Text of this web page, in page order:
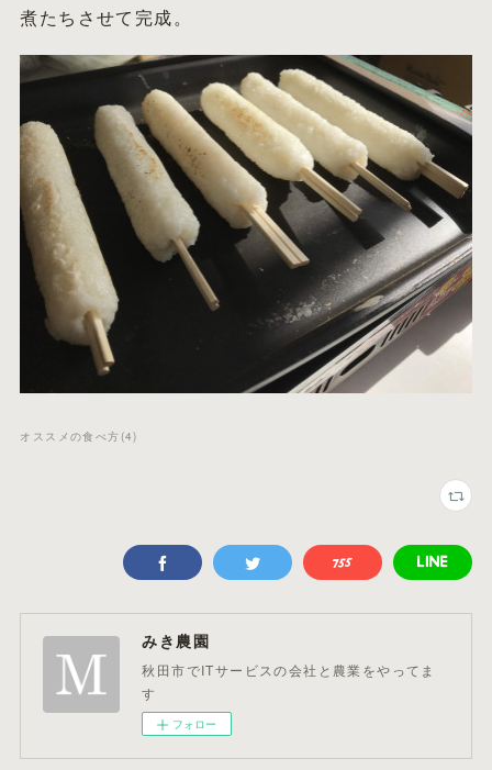
煮たちさせて完成。
オススメの食べ方 (4)
みき農園
秋田市でITサービスの会社と農業をやってま
す
フォロー